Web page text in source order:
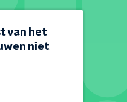
van het
niet